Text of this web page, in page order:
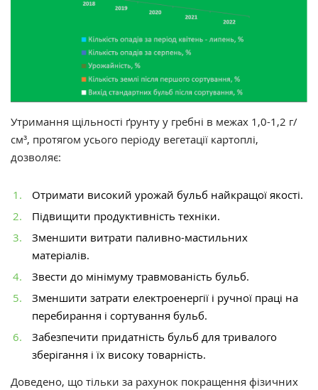
Утримання щільності ґрунту у гребні в межах 1,0-1,2 г/
см³, протягом усього періоду вегетації картоплі,
дозволяє:
Отримати високий урожай бульб найкращої якості.
Підвищити продуктивність техніки.
Зменшити витрати паливно-мастильних
матеріалів.
Звести до мінімуму травмованість бульб.
Зменшити затрати електроенергії і ручної праці на
перебирання і сортування бульб.
Забезпечити придатність бульб для тривалого
зберігання і їх високу товарність.
Доведено, що тільки за рахунок покращення фізичних